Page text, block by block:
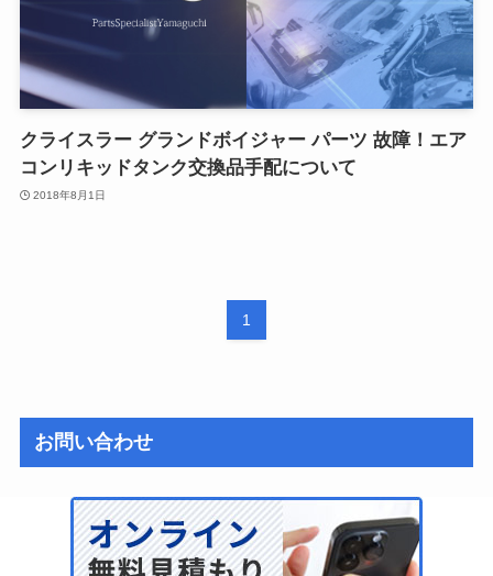
クライスラー グランドボイジャー パーツ 故障！エア
コンリキッドタンク交換品手配について
2018年8月1日
1
お問い合わせ